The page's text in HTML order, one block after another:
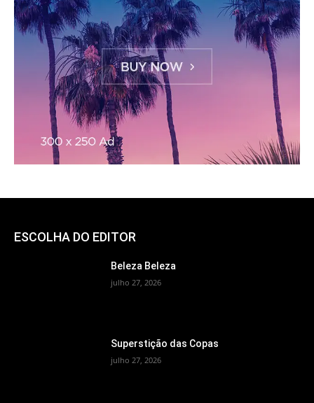
ESCOLHA DO EDITOR
Beleza Beleza
julho 27, 2026
Superstição das Copas
julho 27, 2026